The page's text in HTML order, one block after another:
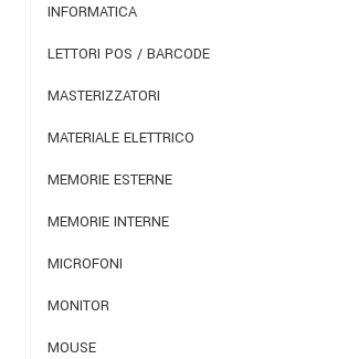
INFORMATICA
LETTORI POS / BARCODE
MASTERIZZATORI
MATERIALE ELETTRICO
MEMORIE ESTERNE
MEMORIE INTERNE
MICROFONI
MONITOR
MOUSE